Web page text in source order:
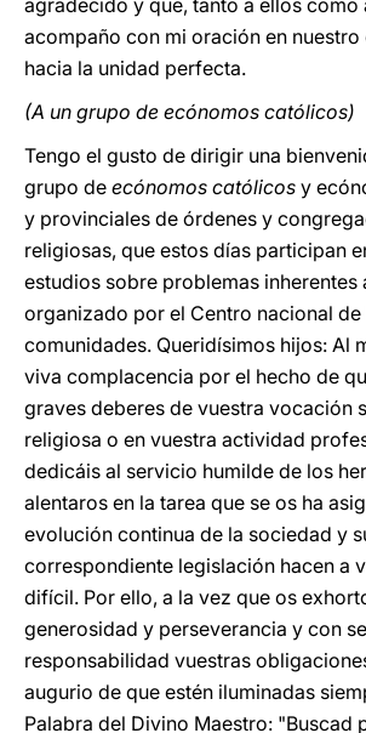
agradecido y que, tanto a ellos como
acompaño con mi oración en
hacia la unidad perfecta.
(A un grupo de ecónomos católicos)
Tengo el gusto de dirigir una
grupo de ecónomos católicos y
y provinciales de órdenes y
religiosas, que estos días participan
estudios sobre problemas inherentes
organizado por el Centro nacional
comunidades. Queridísimos hijos: Al
viva complacencia por el hecho de
graves deberes de vuestra vocación
religiosa o en vuestra actividad
dedicáis al servicio humilde de los
alentaros en la tarea que se os ha
evolución continua de la sociedad y
correspondiente legislación hacen a
difícil. Por ello, a la vez que os
generosidad y perseverancia y con
responsabilidad vuestras
augurio de que estén iluminadas
Palabra del Divino Maestro: "Buscad